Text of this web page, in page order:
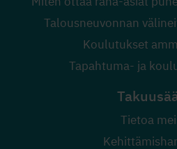
Talousneuvonnan
Koulutukset
Tapahtuma- ja
Tietoa